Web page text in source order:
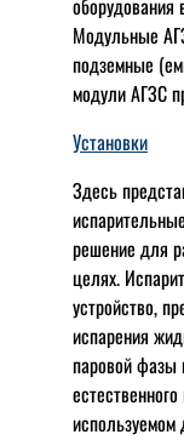
оборудования
Модульные
подземные
модули АГЗС
Установки
Здесь
решение для
целях.
устройство,
испарения
паровой фазы
используемом